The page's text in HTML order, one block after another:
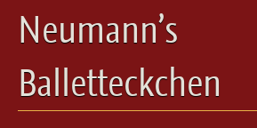
Workshops
Galerie
Kontakt
Videos
Neumann’s
Balletteckchen